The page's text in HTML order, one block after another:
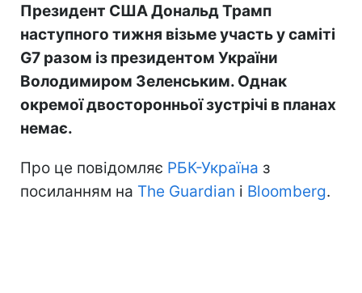
Президент США Дональд Трамп
наступного тижня візьме участь у саміті
G7 разом із президентом України
Володимиром Зеленським. Однак
окремої двосторонньої зустрічі в планах
немає.
Про це повідомляє РБК-Україна з
посиланням на The Guardian і Bloomberg.